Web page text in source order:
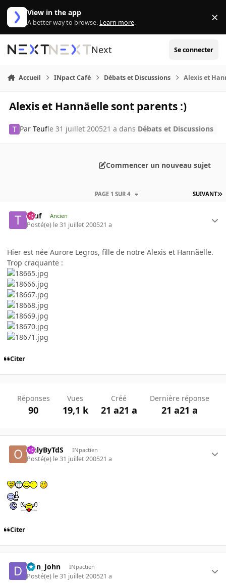
Aller au contenu
View in the app
A better way to browse. Learn more. ×
Next Se connecter
Accueil INpact Café Débats et Discussions Alexis et
Alexis et Hannäelle sont parents :)
ParTeufle 31 juillet 200521 a dans Débats et Discussions
Commencer un nouveau sujet
SUIVANT
PAGE 1 SUR 4
Teuf Ancien
Posté(e) le 31 juillet 200521 a
Hier est née Aurore Legros, fille de notre Alexis et Hannäelle.
Trop craquante :
Citer
Réponses
90
Vues
19,1 k
Créé
21 a21 a
Dernière réponse
21 a21 a
OnlyByTdS INpactien
Posté(e) le 31 juillet 200521 a
Citer
Don_John INpactien
Posté(e) le 31 juillet 200521 a